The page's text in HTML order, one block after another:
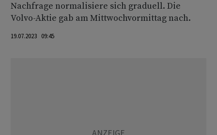
Nachfrage normalisiere sich graduell. Die
Volvo-Aktie gab am Mittwochvormittag nach.
19.07.2023 09:45